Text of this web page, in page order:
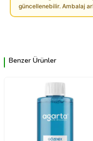
güncellenebilir. Ambalaj
Benzer Ürünler